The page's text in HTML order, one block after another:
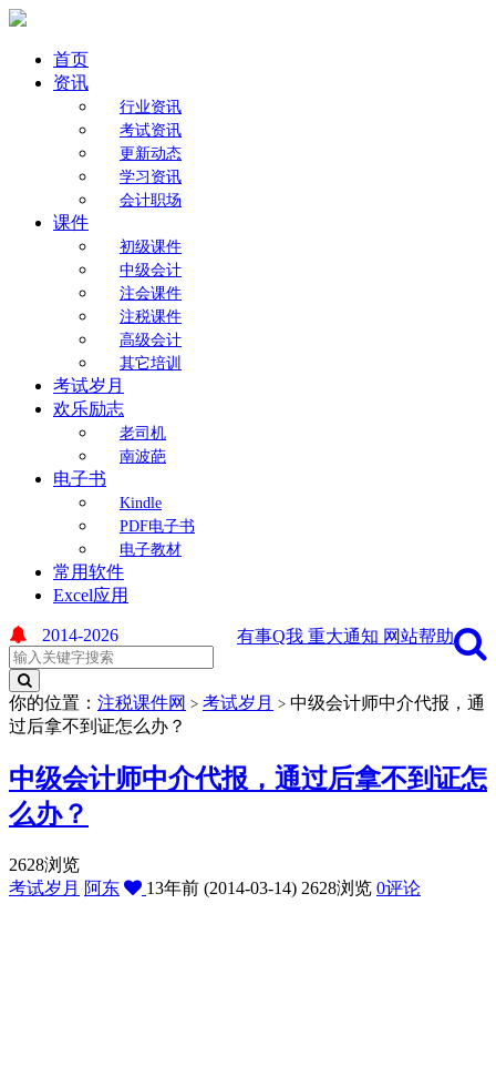
首页
资讯
行业资讯
考试资讯
更新动态
学习资讯
会计职场
课件
初级课件
中级会计
注会课件
注税课件
高级会计
其它培训
考试岁月
欢乐励志
老司机
南波葩
电子书
Kindle
PDF电子书
电子教材
常用软件
Excel应用
有事Q我 重大通知 网站帮助
2014-2026
你的位置： 注税课件网 > 考试岁月 > 中级会计师中介代报，通
过后拿不到证怎么办？
中级会计师中介代报，通过后拿不到证怎
么办？
2628浏览
考试岁月 阿东 13年前 (2014-03-14) 2628浏览 0评论